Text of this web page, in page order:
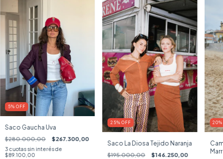
5% OFF
Saco Gaucha Uva
$280.000,00 $267.300,00
3 cuotas sin interés de
$89.100,00
25% OFF
Saco La Diosa Tejido Naranja
$195.000,00 $146.250,00
20